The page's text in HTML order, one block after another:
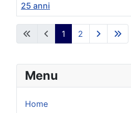
Menu
Home
Articoli
25 anni
1 2